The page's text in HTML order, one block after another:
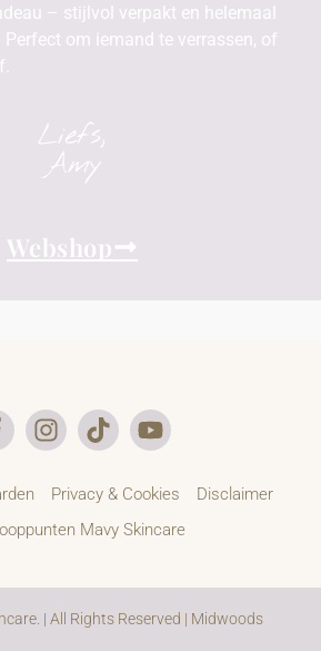
– stijlvol verpakt en helemaal
om iemand te verrassen, of
Liefs,
Amy
Webshop
Privacy & Cookies
Disclaimer
Mavy Skincare
| All Rights Reserved | Midwoods